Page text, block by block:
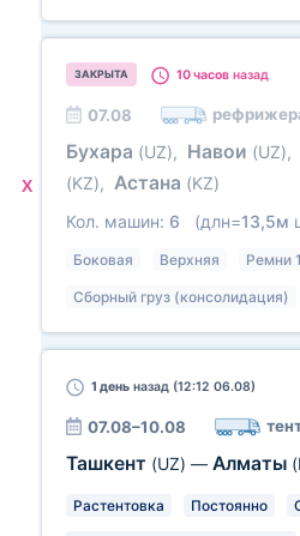
X
ЗАКРЫТА 10 часов назад
07.08
Бухара (UZ), Навои (UZ),
(KZ), Астана (KZ)
Кол. машин: 6 (длн=13,5м
Боковая Верхняя Ремни
Сборный груз (консолидация)
1 день назад (12:12 06.08)
07.08–10.08
Ташкент (UZ) — Алматы
Растентовка Постоянно